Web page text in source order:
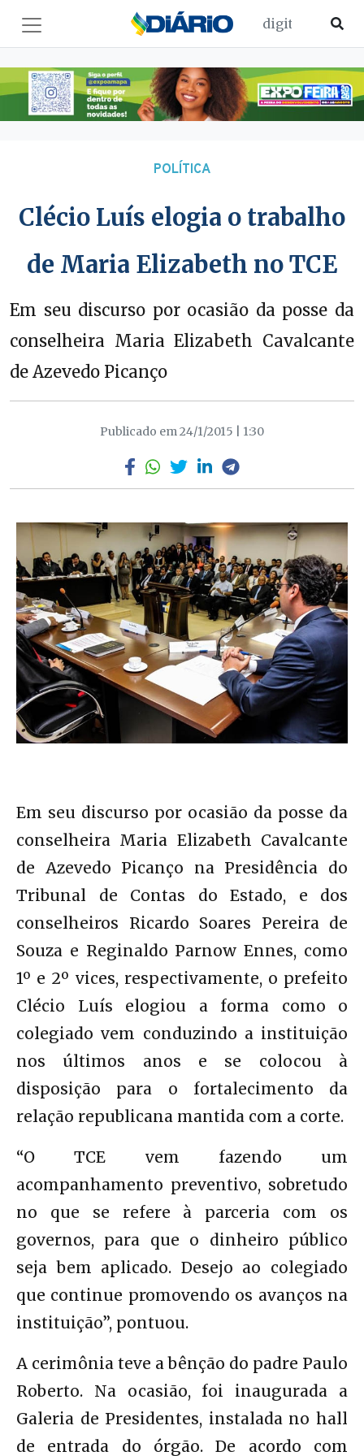
POLÍTICA
Clécio Luís elogia o trabalho
de Maria Elizabeth no TCE
Em seu discurso por ocasião da posse da
conselheira Maria Elizabeth Cavalcante
de Azevedo Picanço
Publicado em 24/1/2015 | 1:30
Em seu discurso por ocasião da posse da
conselheira Maria Elizabeth Cavalcante
de Azevedo Picanço na Presidência do
Tribunal de Contas do Estado, e dos
conselheiros Ricardo Soares Pereira de
Souza e Reginaldo Parnow Ennes, como
1º e 2º vices, respectivamente, o prefeito
Clécio Luís elogiou a forma como o
colegiado vem conduzindo a instituição
nos últimos anos e se colocou à
disposição para o fortalecimento da
relação republicana mantida com a corte.
“O TCE vem fazendo um
acompanhamento preventivo, sobretudo
no que se refere à parceria com os
governos, para que o dinheiro público
seja bem aplicado. Desejo ao colegiado
que continue promovendo os avanços na
instituição”, pontuou.
A cerimônia teve a bênção do padre Paulo
Roberto. Na ocasião, foi inaugurada a
Galeria de Presidentes, instalada no hall
de entrada do órgão. De acordo com